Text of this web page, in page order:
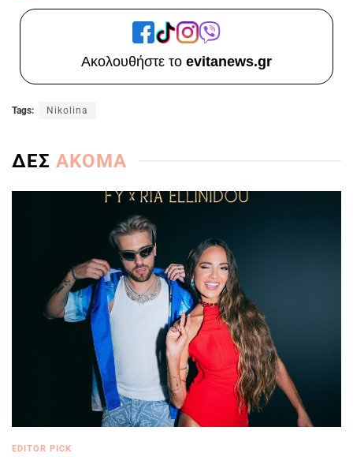
Ακολουθήστε το evitanews.gr
Tags: Nikolina
ΔΕΣ ΑΚΟΜΑ
EDITOR PICK